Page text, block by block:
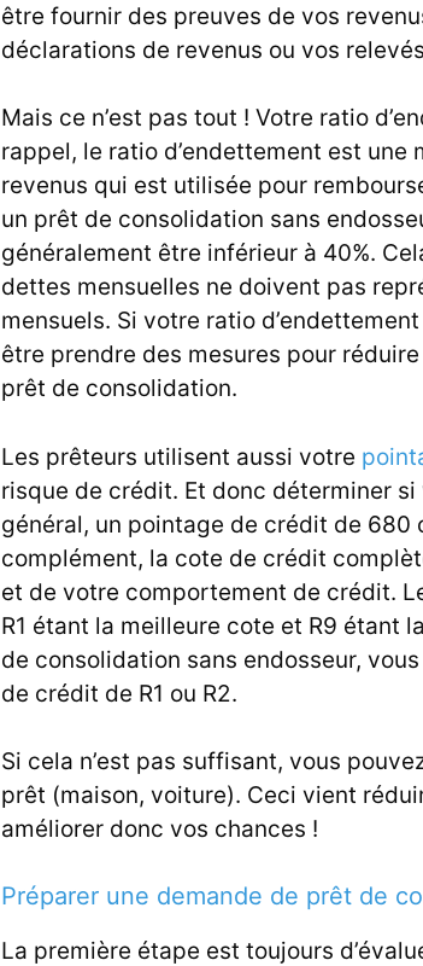
être fournir des preuves de vos
déclarations de revenus ou vos
Mais ce n’est pas tout ! Votre ratio
rappel, le ratio d’endettement est
revenus qui est utilisée pour
un prêt de consolidation sans
généralement être inférieur à 40%.
dettes mensuelles ne doivent pas
mensuels. Si votre ratio
être prendre des mesures pour
prêt de consolidation.
Les prêteurs utilisent aussi votre
risque de crédit. Et donc déterminer
général, un pointage de crédit de 680
complément, la cote de crédit
et de votre comportement de crédit.
R1 étant la meilleure cote et R9 étant
de consolidation sans endosseur,
de crédit de R1 ou R2.
Si cela n’est pas suffisant, vous
prêt (maison, voiture). Ceci vient
améliorer donc vos chances !
Préparer une demande de prêt de
La première étape est toujours